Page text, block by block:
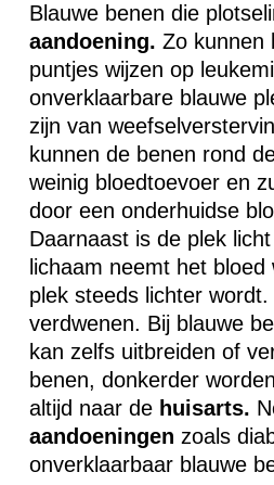
Blauwe benen die
aandoening. Zo kunnen
puntjes wijzen op
onverklaarbare blauwe
zijn van
kunnen de benen rond
weinig bloedtoevoer en
door een onderhuidse
Daarnaast is de plek
lichaam neemt het
plek steeds lichter
verdwenen. Bij blauwe
kan zelfs uitbreiden of
benen, donkerder
altijd naar de huisarts.
aandoeningen zoals
onverklaarbaar blauwe